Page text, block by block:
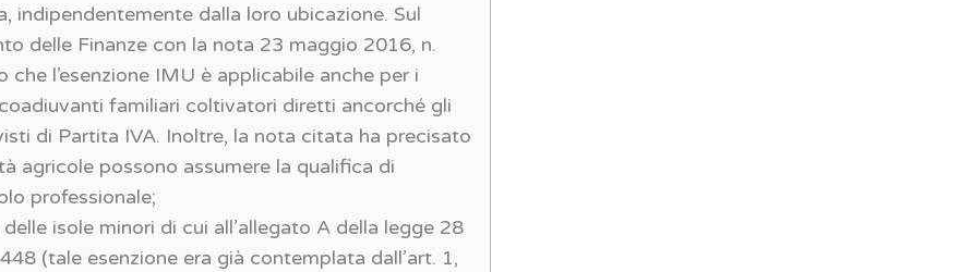
indipendentemente dalla loro ubicazione. Sul
delle Finanze con la nota 23 maggio 2016, n.
che l’esenzione IMU è applicabile anche per i
familiari coltivatori diretti ancorché gli
di Partita IVA. Inoltre, la nota citata ha precisato
agricole possono assumere la qualifica di
professionale;
isole minori di cui all’allegato A della legge 28
(tale esenzione era già contemplata dall’art. 1,